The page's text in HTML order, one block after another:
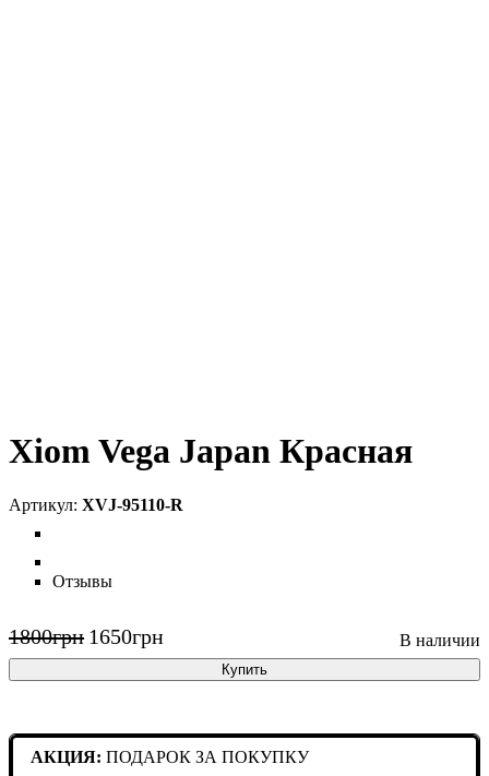
Xiom Vega Japan Красная
XVJ-95110-R
Отзывы
1800грн 1650грн
Купить
АКЦИЯ: ПОДАРОК ЗА ПОКУПКУ